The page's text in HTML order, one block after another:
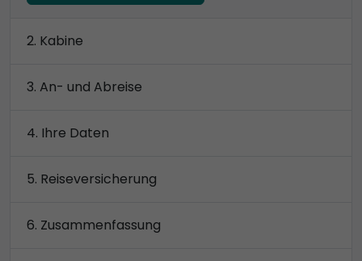
Kabine
An- und Abreise
Ihre Daten
Reiseversicherung
Zusammenfassung